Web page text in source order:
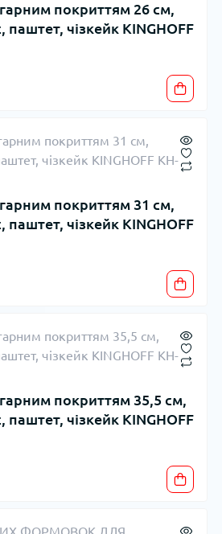
покриттям 26 см,
чізкейк KINGHOFF
покриттям 31 см,
чізкейк KINGHOFF
покриттям 35,5 см,
чізкейк KINGHOFF